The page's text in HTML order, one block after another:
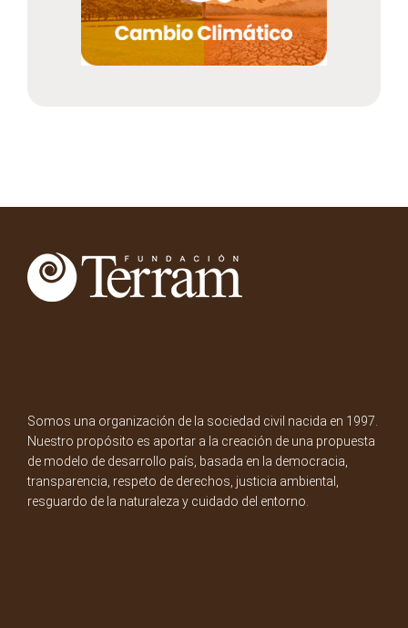
Somos una organización de la sociedad civil nacida en 1997.
Nuestro propósito es aportar a la creación de una propuesta
de modelo de desarrollo país, basada en la democracia,
transparencia, respeto de derechos, justicia ambiental,
resguardo de la naturaleza y cuidado del entorno.